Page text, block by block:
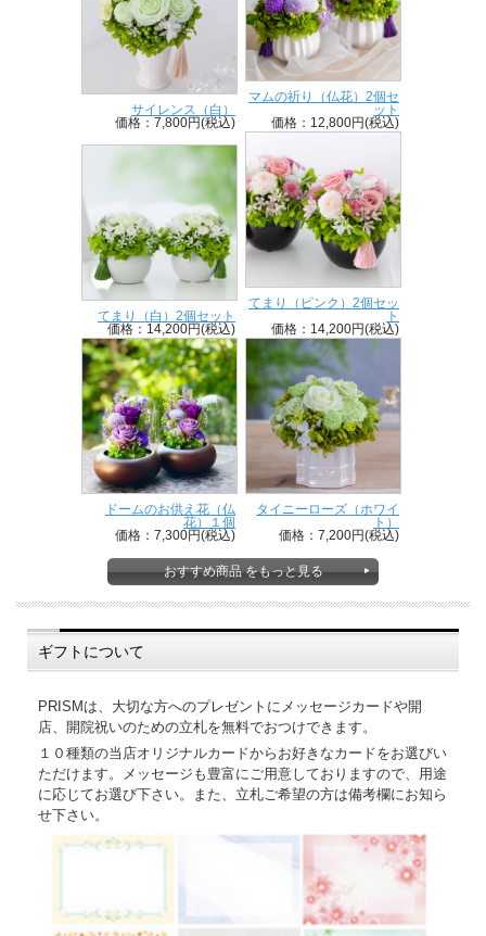
サイレンス（白）
価格：7,800円(税込)
マムの祈り（仏花）2個セ
ット
価格：12,800円(税込)
てまり（白）2個セット
価格：14,200円(税込)
てまり（ピンク）2個セッ
ト
価格：14,200円(税込)
ドームのお供え花（仏
花）１個
価格：7,300円(税込)
タイニーローズ（ホワイ
ト）
価格：7,200円(税込)
おすすめ商品 をもっと見る
ギフトについて
PRISMは、大切な方へのプレゼントにメッセージカードや開
店、開院祝いのための立札を無料でおつけできます。
１０種類の当店オリジナルカードからお好きなカードをお選びい
ただけます。メッセージも豊富にご用意しておりますので、用途
に応じてお選び下さい。また、立札ご希望の方は備考欄にお知ら
せ下さい。